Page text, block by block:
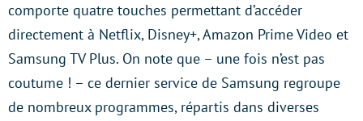
comporte quatre touches permettant d’accéder
directement à Netflix, Disney+, Amazon Prime Video et
Samsung TV Plus. On note que – une fois n’est pas
coutume ! – ce dernier service de Samsung regroupe
de nombreux programmes, répartis dans diverses